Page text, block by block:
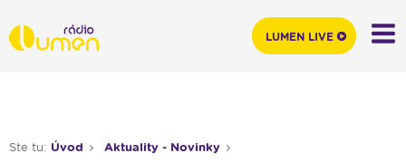
Ste tu: Úvod Aktuality - Novinky
LUMEN LIVE